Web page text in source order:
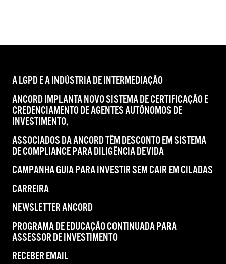
A LGPD E A INDÚSTRIA DE INTERMEDIAÇÃO
ANCORD IMPLANTA NOVO SISTEMA DE CERTIFICAÇÃO E
CREDENCIAMENTO DE AGENTES AUTÔNOMOS DE
INVESTIMENTO,
ASSOCIADOS DA ANCORD TÊM DESCONTO EM SISTEMA
DE COMPLIANCE PARA DILIGÊNCIA DEVIDA
CAMPANHA GUIA PARA INVESTIR SEM CAIR EM CILADAS
CARREIRA
NEWSLETTER ANCORD
PROGRAMA DE EDUCAÇÃO CONTINUADA PARA
ASSESSOR DE INVESTIMENTO
RECEBER EMAIL